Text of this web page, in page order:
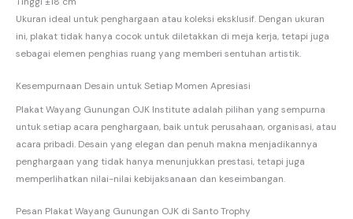
Ukuran ideal untuk penghargaan atau koleksi eksklusif. Dengan ukuran
ini, plakat tidak hanya cocok untuk diletakkan di meja kerja, tetapi juga
sebagai elemen penghias ruang yang memberi sentuhan artistik.
Kesempurnaan Desain untuk Setiap Momen Apresiasi
Plakat Wayang Gunungan OJK Institute adalah pilihan yang sempurna
untuk setiap acara penghargaan, baik untuk perusahaan, organisasi, atau
acara pribadi. Desain yang elegan dan penuh makna menjadikannya
penghargaan yang tidak hanya menunjukkan prestasi, tetapi juga
memperlihatkan nilai-nilai kebijaksanaan dan keseimbangan.
Pesan Plakat Wayang Gunungan OJK di Santo Trophy